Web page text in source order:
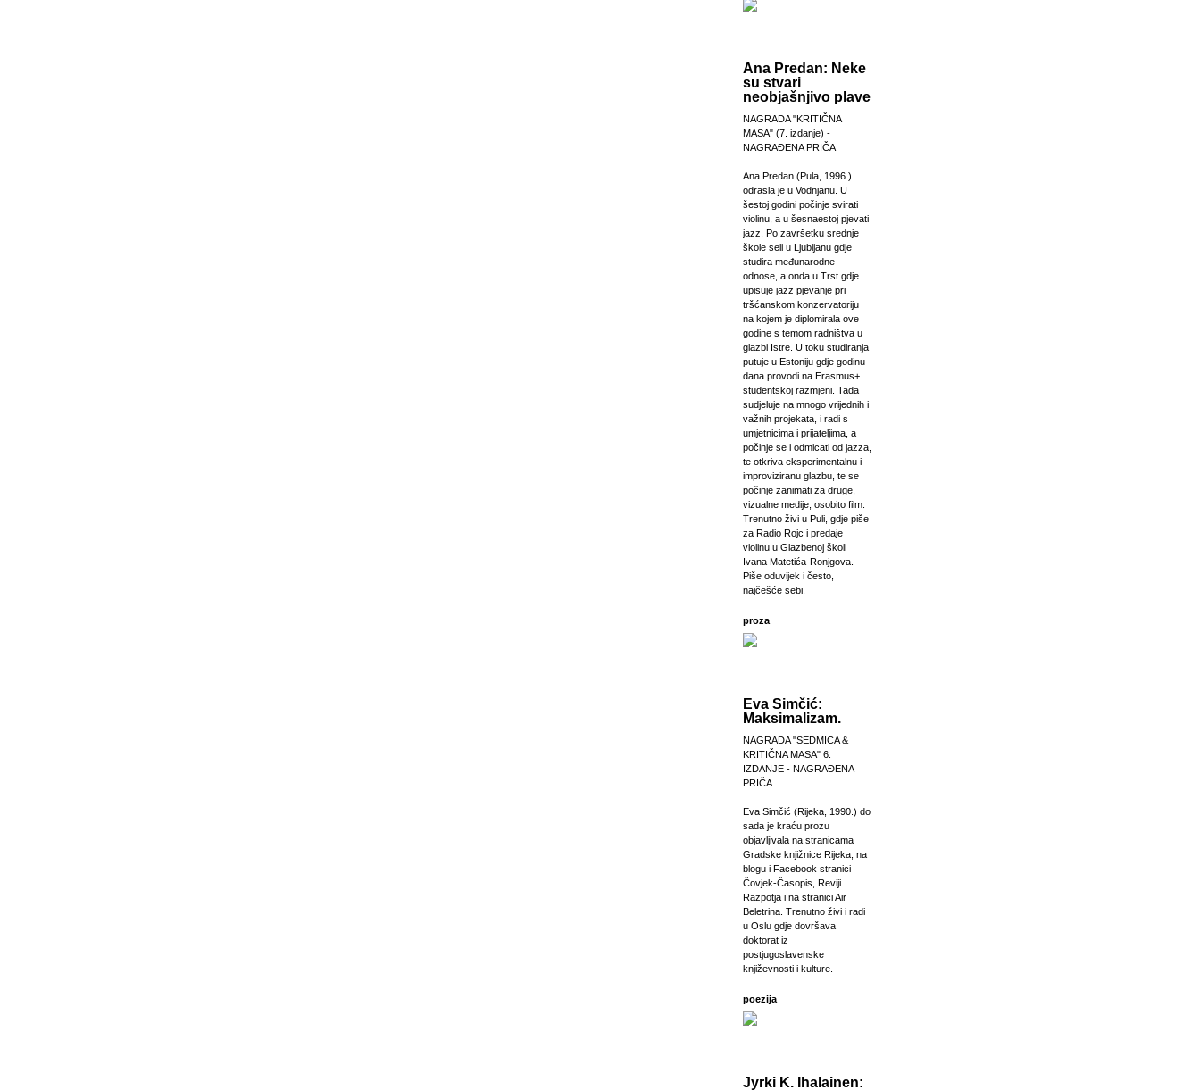
Ana Predan: Neke
su stvari
neobjašnjivo plave
NAGRADA "KRITIČNA
MASA" (7. izdanje) -
NAGRAĐENA PRIČA
Ana Predan (Pula, 1996.)
odrasla je u Vodnjanu. U
šestoj godini počinje svirati
violinu, a u šesnaestoj pjevati
jazz. Po završetku srednje
škole seli u Ljubljanu gdje
studira međunarodne
odnose, a onda u Trst gdje
upisuje jazz pjevanje pri
tršćanskom konzervatoriju
na kojem je diplomirala ove
godine s temom radništva u
glazbi Istre. U toku studiranja
putuje u Estoniju gdje godinu
dana provodi na Erasmus+
studentskoj razmjeni. Tada
sudjeluje na mnogo vrijednih i
važnih projekata, i radi s
umjetnicima i prijateljima, a
počinje se i odmicati od jazza,
te otkriva eksperimentalnu i
improviziranu glazbu, te se
počinje zanimati za druge,
vizualne medije, osobito film.
Trenutno živi u Puli, gdje piše
za Radio Rojc i predaje
violinu u Glazbenoj školi
Ivana Matetića-Ronjgova.
Piše oduvijek i često,
najčešće sebi.
proza
Eva Simčić:
Maksimalizam.
NAGRADA "SEDMICA &
KRITIČNA MASA" 6.
IZDANJE - NAGRAĐENA
PRIČA
Eva Simčić (Rijeka, 1990.) do
sada je kraću prozu
objavljivala na stranicama
Gradske knjižnice Rijeka, na
blogu i Facebook stranici
Čovjek-Časopis, Reviji
Razpotja i na stranici Air
Beletrina. Trenutno živi i radi
u Oslu gdje dovršava
doktorat iz
postjugoslavenske
književnosti i kulture.
poezija
Jyrki K. Ihalainen: